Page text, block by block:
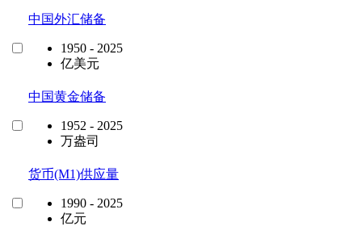
中国外汇储备
1950 - 2025
亿美元
中国黄金储备
1952 - 2025
万盎司
货币(M1)供应量
1990 - 2025
亿元